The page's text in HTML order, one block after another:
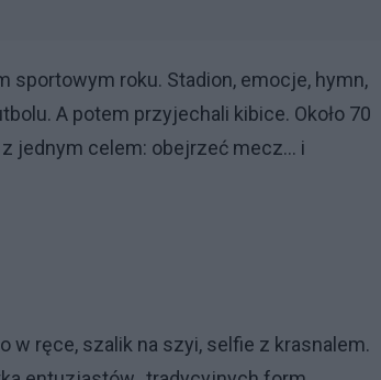
sportowym roku. Stadion, emocje, hymn,
A potem przyjechali kibice. Około 70
jednym celem: obejrzeć mecz… i
w ręce, szalik na szyi, selfie z krasnalem.